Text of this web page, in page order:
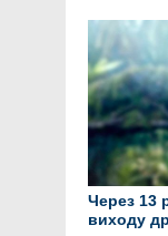
Через 13
виходу